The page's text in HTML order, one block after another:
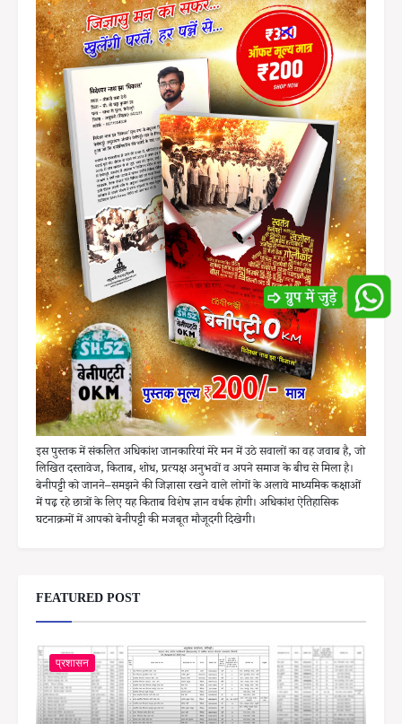
इस पुस्तक में संकलित अधिकांश जानकारियां मेरे मन में उठे सवालों का वह जवाब है, जो
लिखित दस्तावेज, किताब, शोध, प्रत्यक्ष अनुभवों व अपने समाज के बीच से मिला है।
बेनीपट्टी को जानने–समझने की जिज्ञासा रखने वाले लोगों के अलावे माध्यमिक कक्षाओं
में पढ़ रहे छात्रों के लिए यह किताब विशेष ज्ञान वर्धक होगी। अधिकांश ऐतिहासिक
घटनाक्रमों में आपको बेनीपट्टी की मजबूत मौजूदगी दिखेगी।
FEATURED POST
प्रशासन